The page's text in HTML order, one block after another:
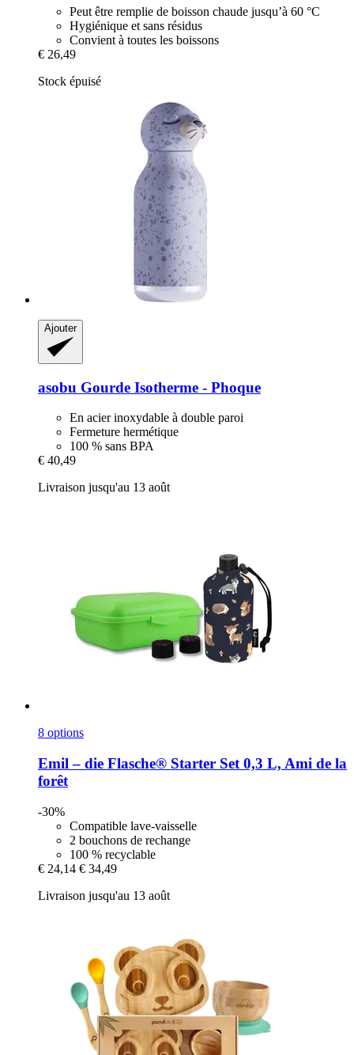
Peut être remplie de boisson chaude jusqu’à 60 °C
Hygiénique et sans résidus
Convient à toutes les boissons
€ 26,49
Stock épuisé
Ajouter
asobu Gourde Isotherme -​ Phoque
En acier inoxydable à double paroi
Fermeture hermétique
100 % sans BPA
€ 40,49
Livraison jusqu'au 13 août
8 options
Emil – die Flasche® Starter Set 0,3 L, Ami de la
forêt
-30%
Compatible lave-vaisselle
2 bouchons de rechange
100 % recyclable
€ 24,14 € 34,49
Livraison jusqu'au 13 août